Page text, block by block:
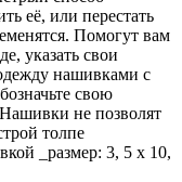
её, или перестать
Помогут вам
указать свои
нашивками с
свою
не позволят
толпе
_размер: 3, 5 х 10,